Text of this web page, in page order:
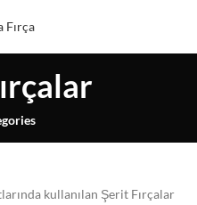
kullanılan Şerit Fırçalar